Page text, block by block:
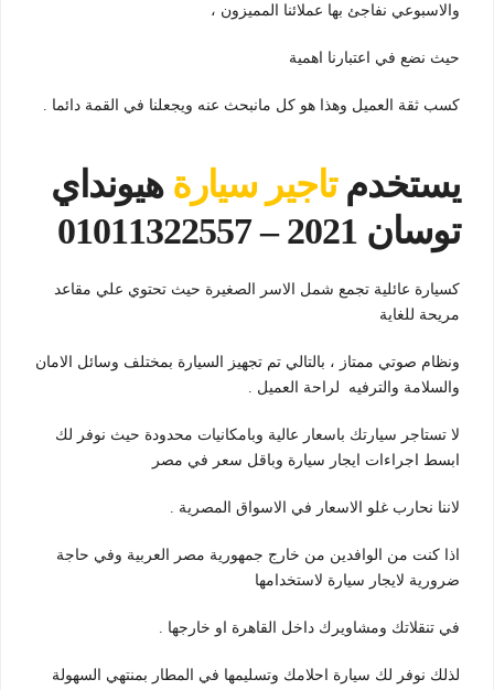
والاسبوعي نفاجئ بها عملائنا المميزون ،
حيث نضع في اعتبارنا اهمية
كسب ثقة العميل وهذا هو كل مانبحث عنه ويجعلنا في القمة دائما .
يستخدمتاجير سيارة هيونداي
توسان 2021 – 01011322557
كسيارة عائلية تجمع شمل الاسر الصغيرة حيث تحتوي علي مقاعد
مريحة للغاية
ونظام صوتي ممتاز ، بالتالي تم تجهيز السيارة بمختلف وسائل الامان
والسلامة والترفيه لراحة العميل .
لا تستاجر سيارتك باسعار عالية وبامكانيات محدودة حيث نوفر لك
ابسط اجراءات ايجار سيارة وباقل سعر في مصر
لاننا نحارب غلو الاسعار في الاسواق المصرية .
اذا كنت من الوافدين من خارج جمهورية مصر العربية وفي حاجة
ضرورية لايجار سيارة لاستخدامها
في تنقلاتك ومشاويرك داخل القاهرة او خارجها .
لذلك نوفر لك سيارة احلامك وتسليمها في المطار بمنتهي السهولة